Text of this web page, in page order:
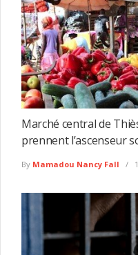
Marché central de
prennent l’ascenseur
By Mamadou Nancy Fall